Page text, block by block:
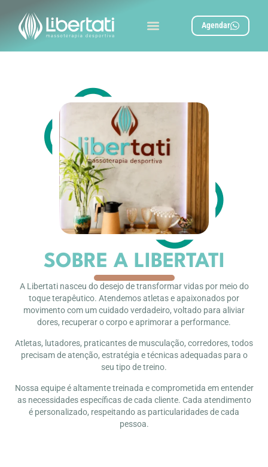
Agendar
SOBRE A LIBERTATI
A Libertati nasceu do desejo de transformar vidas por meio do
toque terapêutico. Atendemos atletas e apaixonados por
movimento com um cuidado verdadeiro, voltado para aliviar
dores, recuperar o corpo e aprimorar a performance.
Atletas, lutadores, praticantes de musculação, corredores, todos
precisam de atenção, estratégia e técnicas adequadas para o
seu tipo de treino.
Nossa equipe é altamente treinada e comprometida em entender
as necessidades específicas de cada cliente. Cada atendimento
é personalizado, respeitando as particularidades de cada
pessoa.